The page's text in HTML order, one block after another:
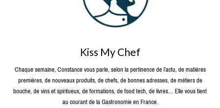
Kiss My Chef
Chaque semaine, Constance vous parle, selon la pertinence de l’actu, de matières
premières, de nouveaux produits, de chefs, de bonnes adresses, de métiers de
bouche, de vins et spiritueux, de formations, de food tech, de livres… Elle vous tient
au courant de la Gastronomie en France.